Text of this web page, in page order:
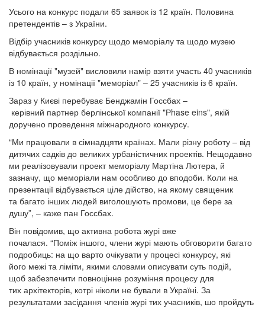
Усього на конкурс подали 65 заявок із 12 країн. Половина
претендентів – з України.
Відбір учасників конкурсу щодо меморіалу та щодо музею
відбувається роздільно.
В номінації "музей" висловили намір взяти участь 40 учасників
із 10 країн, у номінації "меморіал" – 25 учасників із 6 країн.
Зараз у Києві перебуває Бенджамін Госсбах –
керівний партнер берлінської компанії "Рhase eins", якій
доручено проведення міжнародного конкурсу.
“Ми працювали в сімнадцяти країнах. Мали різну роботу – від
дитячих садків до великих урбаністичних проектів. Нещодавно
ми реалізовували проект меморіалу Мартіна Лютера, й
зазначу, що меморіали нам особливо до вподоби. Коли на
презентації відбувається ціле дійство, на якому священик
та багато інших людей виголошують промови, це бере за
душу”, – каже пан Госсбах.
Він повідомив, що активна робота журі вже
почалася. “Поміж іншого, члени журі мають обговорити багато
подробиць: на що варто очікувати у процесі конкурсу, які
його межі та ліміти, якими словами описувати суть подій,
щоб забезпечити повноцінне розуміння процесу для
тих архітекторів, котрі ніколи не бували в Україні. За
результатами засідання членів журі тих учасників, шо пройдуть